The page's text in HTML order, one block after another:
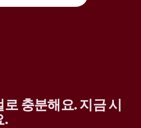
충분해요. 지금 시
.